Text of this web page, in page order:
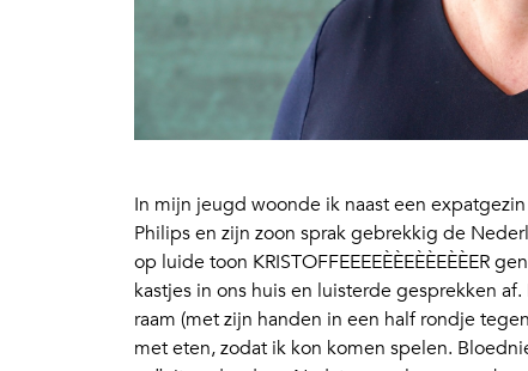
In mijn jeugd woonde ik naast een
Philips en zijn zoon sprak gebrekkig de
op luide toon KRISTOFFEEEEÈÈEÈÈEÈÈER
kastjes in ons huis en luisterde gesprekken
raam (met zijn handen in een half rondje
met eten, zodat ik kon komen spelen.